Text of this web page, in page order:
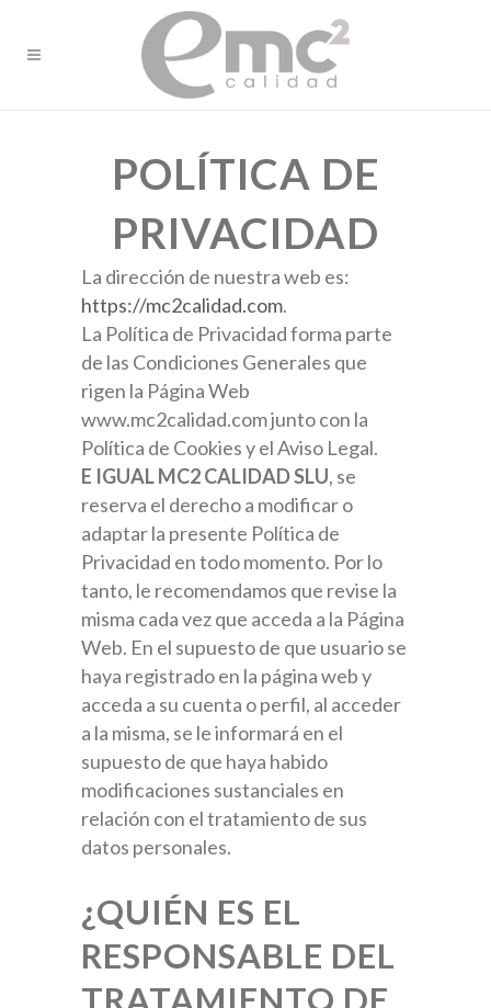
POLÍTICA DE
PRIVACIDAD
La dirección de nuestra web es:
https://mc2calidad.com.
La Política de Privacidad forma parte
de las Condiciones Generales que
rigen la Página Web
www.mc2calidad.com junto con la
Política de Cookies y el Aviso Legal.
E IGUAL MC2 CALIDAD SLU, se
reserva el derecho a modificar o
adaptar la presente Política de
Privacidad en todo momento. Por lo
tanto, le recomendamos que revise la
misma cada vez que acceda a la Página
Web. En el supuesto de que usuario se
haya registrado en la página web y
acceda a su cuenta o perfil, al acceder
a la misma, se le informará en el
supuesto de que haya habido
modificaciones sustanciales en
relación con el tratamiento de sus
datos personales.
¿QUIÉN ES EL
RESPONSABLE DEL
TRATAMIENTO DE